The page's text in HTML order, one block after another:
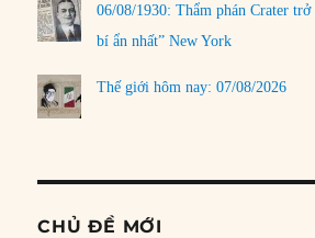
06/08/1930: Thẩm phán Crater
bí ẩn nhất” New York
Thế giới hôm nay: 07/08/2026
CHỦ ĐỀ MỚI